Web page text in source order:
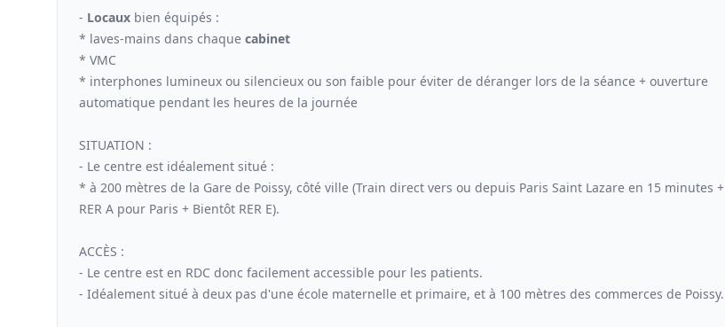
- Locaux bien équipés :
* laves-mains dans chaque cabinet
* VMC
* interphones lumineux ou silencieux ou son faible pour éviter de déranger lors de la séance + ouverture
automatique pendant les heures de la journée
SITUATION :
- Le centre est idéalement situé :
* à 200 mètres de la Gare de Poissy, côté ville (Train direct vers ou depuis Paris Saint Lazare en 15 minutes +
RER A pour Paris + Bientôt RER E).
ACCÈS :
- Le centre est en RDC donc facilement accessible pour les patients.
- Idéalement situé à deux pas d'une école maternelle et primaire, et à 100 mètres des commerces de Poissy.